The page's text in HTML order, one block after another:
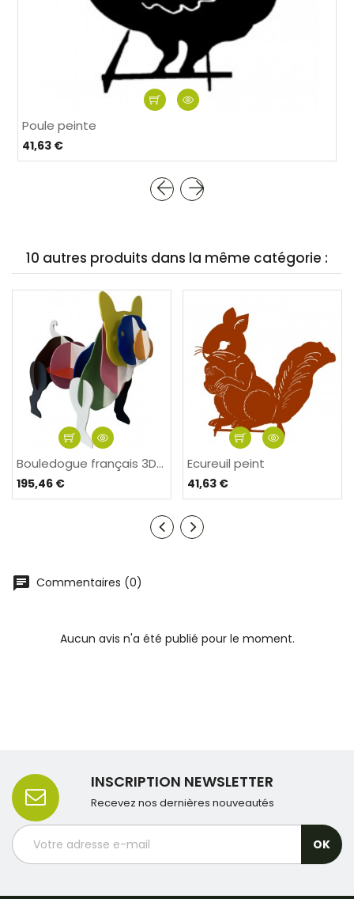
Poule peinte
41,63 €
10 autres produits dans la même catégorie :
Bouledogue français 3D...
195,46 €
Ecureuil peint
41,63 €
Commentaires (0)
Aucun avis n'a été publié pour le moment.
INSCRIPTION NEWSLETTER
Recevez nos dernières nouveautés